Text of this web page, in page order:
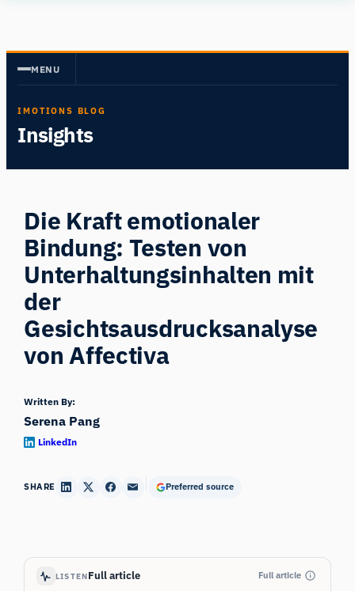
springen
MENU
IMOTIONS BLOG
Insights
Die Kraft emotionaler
Bindung: Testen von
Unterhaltungsinhalten mit
der
Gesichtsausdrucksanalyse
von Affectiva
Written By:
Serena Pang
LinkedIn
SHARE Preferred source
LISTENFull article Full article